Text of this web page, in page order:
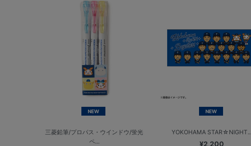
NEW
三菱鉛筆/プロパス・ウインドウ/蛍光
ペ...
NEW
YOKOHAMA STAR☆NIGHT...
¥2,200